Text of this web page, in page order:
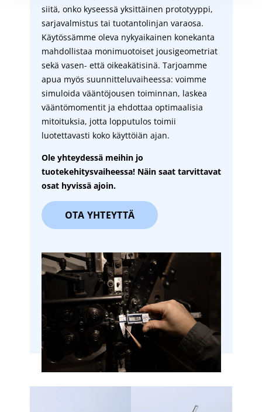
siitä, onko kyseessä yksittäinen prototyyppi,
sarjavalmistus tai tuotantolinjan varaosa.
Käytössämme oleva nykyaikainen konekanta
mahdollistaa monimuotoiset jousigeometriat
sekä vasen- että oikeakätisinä. Tarjoamme
apua myös suunnitteluvaiheessa: voimme
simuloida vääntöjousen toiminnan, laskea
vääntömomentit ja ehdottaa optimaalisia
mitoituksia, jotta lopputulos toimii
luotettavasti koko käyttöiän ajan.
Ole yhteydessä meihin jo
tuotekehitysvaiheessa! Näin saat tarvittavat
osat hyvissä ajoin.
OTA YHTEYTTÄ